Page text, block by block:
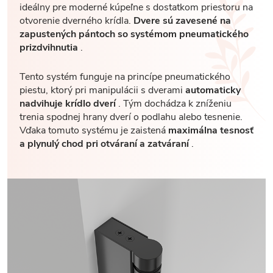
ideálny pre moderné kúpeľne s dostatkom priestoru na
otvorenie dverného krídla. Dvere sú zavesené na
zapustených pántoch so systémom pneumatického
prizdvihnutia .
Tento systém funguje na princípe pneumatického
piestu, ktorý pri manipulácii s dverami automaticky
nadvihuje krídlo dverí. Tým dochádza k zníženiu
trenia spodnej hrany dverí o podlahu alebo tesnenie.
Vďaka tomuto systému je zaistená maximálna tesnosť
a plynulý chod pri otváraní a zatváraní.